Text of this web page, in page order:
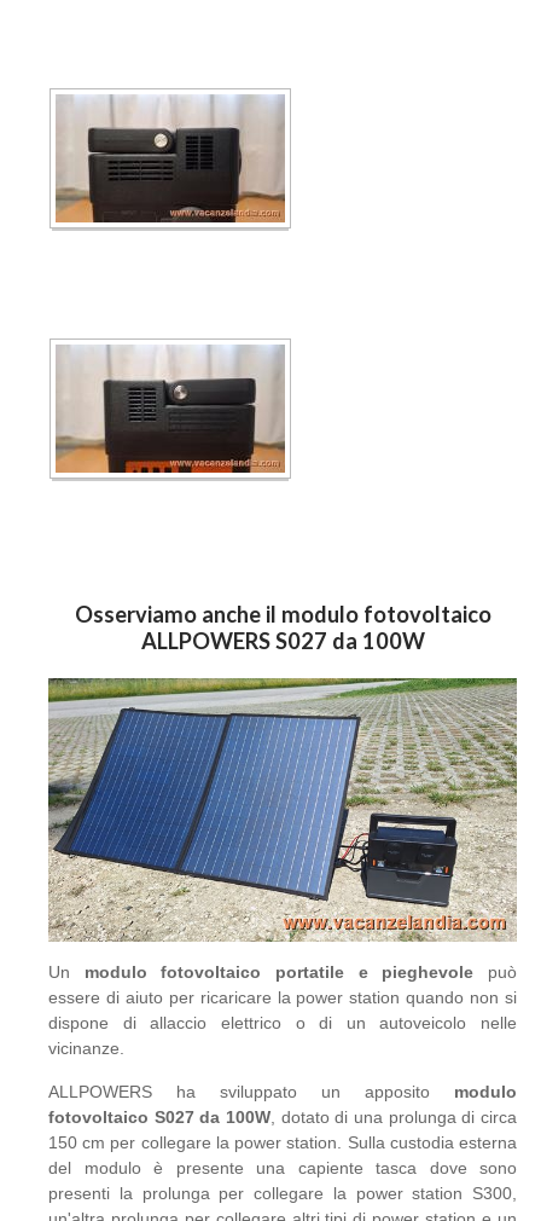
Osserviamo anche il modulo fotovoltaico
ALLPOWERS S027 da 100W
Un modulo fotovoltaico portatile e pieghevole può
essere di aiuto per ricaricare la power station quando non si
dispone di allaccio elettrico o di un autoveicolo nelle
vicinanze.
ALLPOWERS ha sviluppato un apposito modulo
fotovoltaico S027 da 100W , dotato di una prolunga di circa
150 cm per collegare la power station. Sulla custodia esterna
del modulo è presente una capiente tasca dove sono
presenti la prolunga per collegare la power station S300,